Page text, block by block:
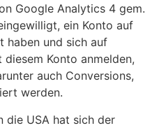
Google Analytics 4 gem.
ein Konto auf
haben und sich auf
Konto anmelden,
auch Conversions,
werden.
die USA hat sich der